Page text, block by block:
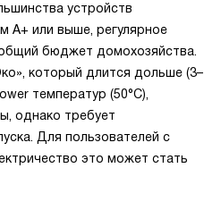
устройств
A+ или выше, регулярное
бюджет домохозяйства.
который длится дольше (3–
температур (50°C),
однако требует
Для пользователей с
это может стать